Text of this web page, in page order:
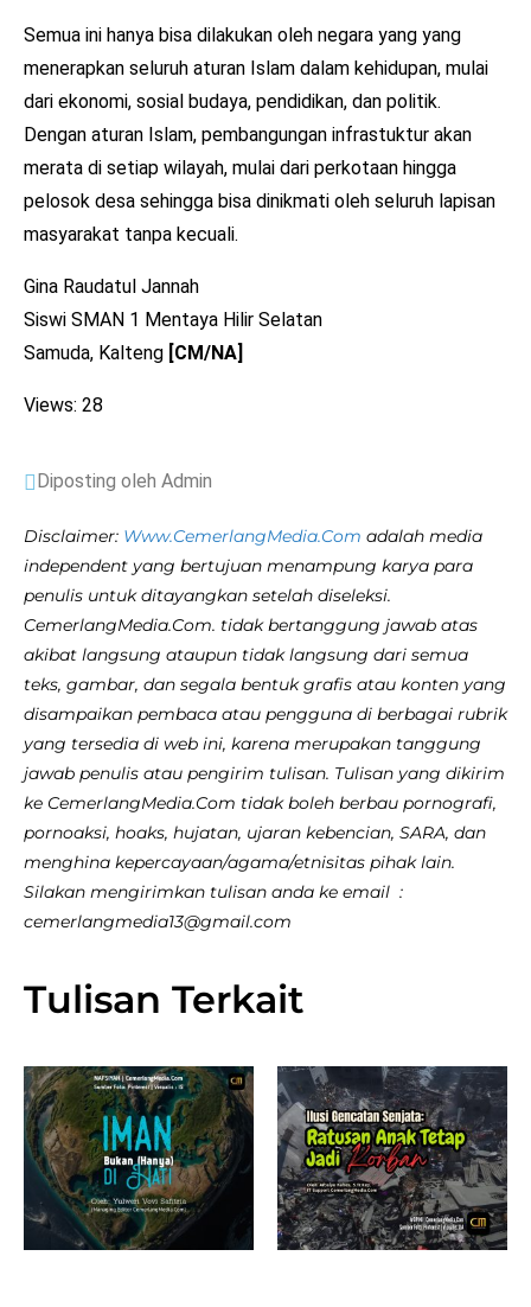
Semua ini hanya bisa dilakukan oleh negara yang yang
menerapkan seluruh aturan Islam dalam kehidupan, mulai
dari ekonomi, sosial budaya, pendidikan, dan politik.
Dengan aturan Islam, pembangungan infrastuktur akan
merata di setiap wilayah, mulai dari perkotaan hingga
pelosok desa sehingga bisa dinikmati oleh seluruh lapisan
masyarakat tanpa kecuali.
Gina Raudatul Jannah
Siswi SMAN 1 Mentaya Hilir Selatan
Samuda, Kalteng [CM/NA]
Views: 28
Diposting oleh Admin
Disclaimer: Www.CemerlangMedia.Com adalah media
independent yang bertujuan menampung karya para
penulis untuk ditayangkan setelah diseleksi.
CemerlangMedia.Com. tidak bertanggung jawab atas
akibat langsung ataupun tidak langsung dari semua
teks, gambar, dan segala bentuk grafis atau konten yang
disampaikan pembaca atau pengguna di berbagai rubrik
yang tersedia di web ini, karena merupakan tanggung
jawab penulis atau pengirim tulisan. Tulisan yang dikirim
ke CemerlangMedia.Com tidak boleh berbau pornografi,
pornoaksi, hoaks, hujatan, ujaran kebencian, SARA, dan
menghina kepercayaan/agama/etnisitas pihak lain.
Silakan mengirimkan tulisan anda ke email :
cemerlangmedia13@gmail.com
Tulisan Terkait